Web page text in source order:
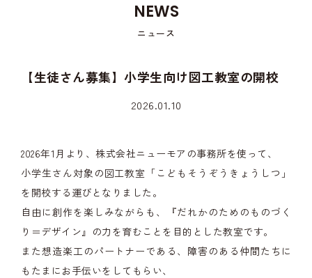
NEWS
ニュース
【生徒さん募集】小学生向け図工教室の開校
2026.01.10
2026年1月より、株式会社ニューモアの事務所を使って、
小学生さん対象の図工教室「こどもそうぞうきょうしつ」
を開校する運びとなりました。
自由に創作を楽しみながらも、『だれかのためのものづく
り＝デザイン』の力を育むことを目的とした教室です。
また想造楽工のパートナーである、障害のある仲間たちに
もたまにお手伝いをしてもらい、